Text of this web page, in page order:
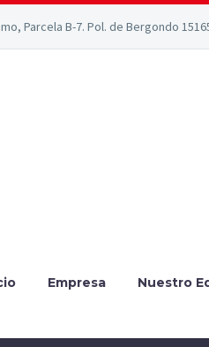
Parcela B-7. Pol. de Bergondo
Empresa Nuestro